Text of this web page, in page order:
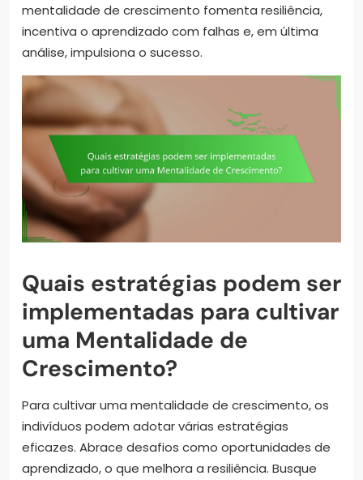
mentalidade de crescimento fomenta resiliência,
incentiva o aprendizado com falhas e, em última
análise, impulsiona o sucesso.
Quais estratégias podem ser
implementadas para cultivar
uma Mentalidade de
Crescimento?
Para cultivar uma mentalidade de crescimento, os
indivíduos podem adotar várias estratégias
eficazes. Abrace desafios como oportunidades de
aprendizado, o que melhora a resiliência. Busque